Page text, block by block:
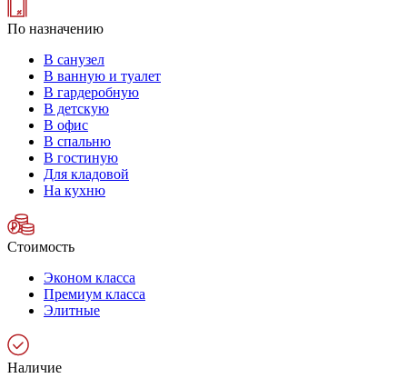
По назначению
В санузел
В ванную и туалет
В гардеробную
В детскую
В офис
В спальню
В гостиную
Для кладовой
На кухню
Стоимость
Эконом класса
Премиум класса
Элитные
Наличие